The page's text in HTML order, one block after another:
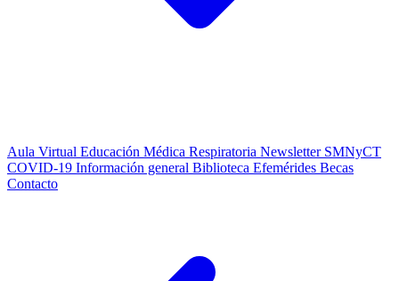
Aula Virtual Educación Médica Respiratoria Newsletter SMNyCT
COVID-19 Información general Biblioteca Efemérides Becas
Contacto